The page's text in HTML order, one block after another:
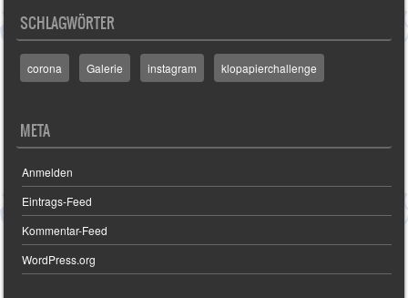
SCHLAGWÖRTER
corona Galerie instagram klopapierchallenge
META
Anmelden
Eintrags-Feed
Kommentar-Feed
WordPress.org